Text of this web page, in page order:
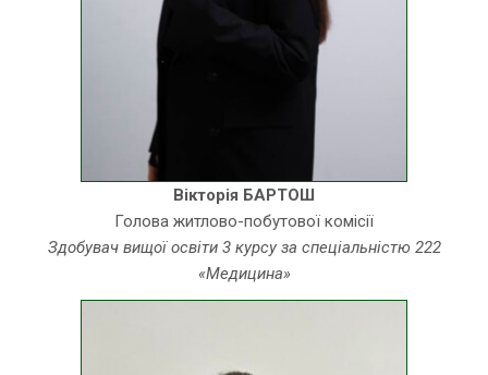
Вікторія БАРТОШ
Голова житлово-побутової комісії
Здобувач вищої освіти 3 курсу за спеціальністю 222
«Медицина»